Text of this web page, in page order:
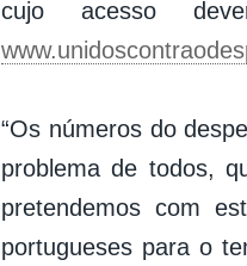
cujo acesso
“Os números do
problema de todos,
pretendemos com
portugueses para o